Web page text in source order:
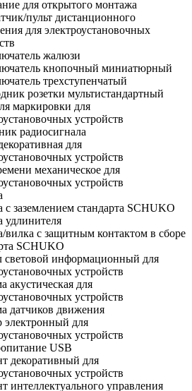
для открытого монтажа
пульт дистанционного
для электроустановочных
жалюзи
кнопочный миниатюрный
трехступенчатый
розетки мультистандартный
маркировки для
устройств
радиосигнала
для
устройств
механическое для
устройств
с заземлением стандарта SCHUKO
удлинителя
вилка с защитным контактом в сборе
SCHUKO
световой информационный для
устройств
акустическая для
устройств
датчиков движения
электронный для
устройств
USB
декоративный для
устройств
интеллектуального управления